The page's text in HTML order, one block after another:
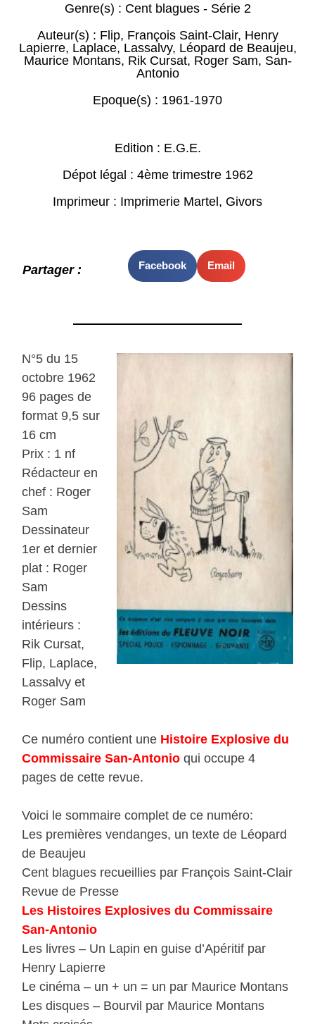
Genre(s) : Cent blagues - Série 2
Auteur(s) : Flip, François Saint-Clair, Henry
Lapierre, Laplace, Lassalvy, Léopard de Beaujeu,
Maurice Montans, Rik Cursat, Roger Sam, San-
Antonio
Epoque(s) : 1961-1970
Edition : E.G.E.
Dépot légal : 4ème trimestre 1962
Imprimeur : Imprimerie Martel, Givors
Partager : Facebook Email
N°5 du 15
octobre 1962
96 pages de
format 9,5 sur
16 cm
Prix : 1 nf
Rédacteur en
chef : Roger
Sam
Dessinateur
1er et dernier
plat : Roger
Sam
Dessins
intérieurs :
Rik Cursat,
Flip, Laplace,
Lassalvy et
Roger Sam
Ce numéro contient une Histoire Explosive du
Commissaire San-Antonio qui occupe 4
pages de cette revue.
Voici le sommaire complet de ce numéro:
Les premières vendanges, un texte de Léopard
de Beaujeu
Cent blagues recueillies par François Saint-Clair
Revue de Presse
Les Histoires Explosives du Commissaire
San-Antonio
Les livres – Un Lapin en guise d’Apéritif par
Henry Lapierre
Le cinéma – un + un = un par Maurice Montans
Les disques – Bourvil par Maurice Montans